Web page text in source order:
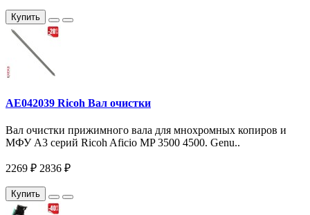
Купить
AE042039 Ricoh Вал очистки
Вал очистки прижимного вала для мнохромных копиров и
МФУ A3 серий Ricoh Aficio MP 3500 4500. Genu..
2269 ₽ 2836 ₽
Купить